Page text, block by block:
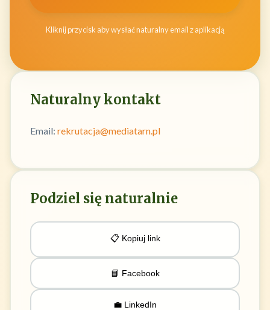
Kliknij przycisk aby wysłać naturalny email z aplikacją
Naturalny kontakt
Email: rekrutacja@mediatarn.pl
Podziel się naturalnie
📋 Kopiuj link
📘 Facebook
💼 LinkedIn